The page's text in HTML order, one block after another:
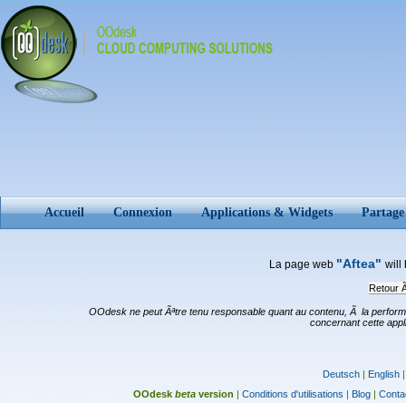
Accueil Connexion Applications & Widgets
La page web "Aftea" will
Retour
OOdesk ne peut Ãªtre tenu responsable quant au contenu, Ã la
concernant cette
Deutsch| English
OOdesk betaversion | Conditions d'utilisations | Blog|